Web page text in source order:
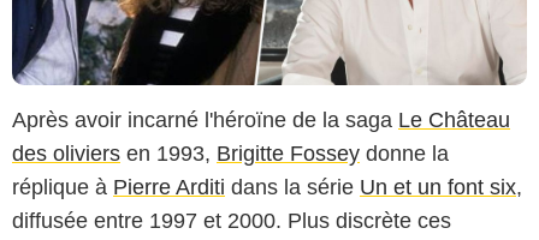
Après avoir incarné l'héroïne de la saga Le Château
des oliviers en 1993, Brigitte Fossey donne la
réplique à Pierre Arditi dans la série Un et un font six,
diffusée entre 1997 et 2000. Plus discrète ces